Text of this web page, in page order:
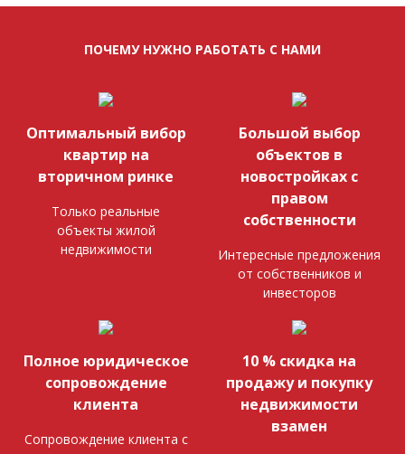
ПОЧЕМУ НУЖНО РАБОТАТЬ С НАМИ
Оптимальный вибор
квартир на
вторичном ринке
Только реальные
объекты жилой
недвижимости
Большой выбор
объектов в
новостройках с
правом
собственности
Интересные предложения
от собственников и
инвесторов
Полное юридическое
сопровождение
клиента
Сопровождение клиента с
10 % скидка на
продажу и покупку
недвижимости
взамен